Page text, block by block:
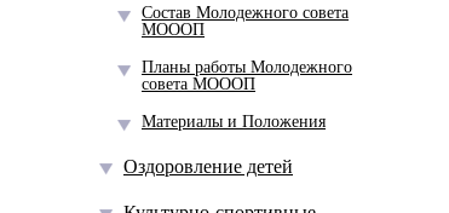
Состав Молодежного совета
МОООП
Планы работы Молодежного
совета МОООП
Материалы и Положения
Оздоровление детей